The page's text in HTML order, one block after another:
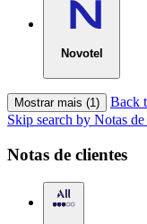
Novotel
Mostrar mais (1)
Back
Skip search by Notas
Notas de clientes